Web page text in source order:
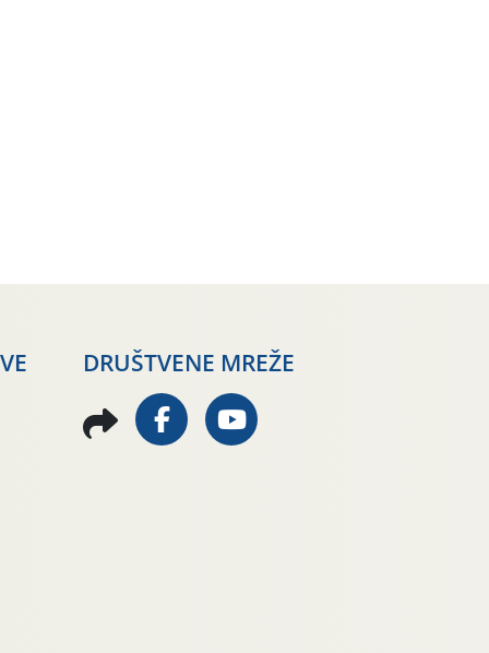
DRUŠTVENE MREŽE